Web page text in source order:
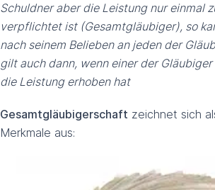
Schuldner aber die Leistung nur einmal
verpflichtet ist (Gesamtgläubiger), so
nach seinem Belieben an jeden der
gilt auch dann, wenn einer der
die Leistung erhoben hat
Gesamtgläubigerschaft zeichnet sich
Merkmale aus: